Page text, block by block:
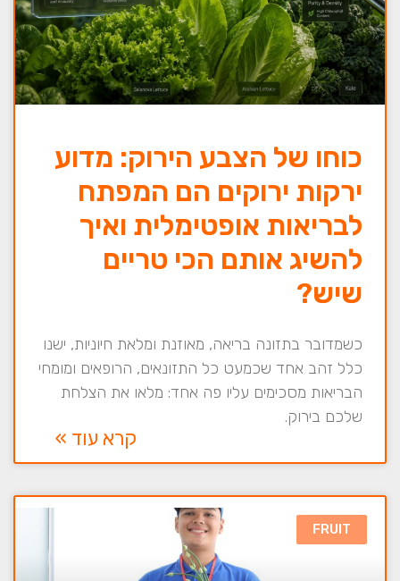
כוחו של הצבע הירוק: מדוע
ירקות ירוקים הם המפתח
לבריאות אופטימלית ואיך
להשיג אותם הכי טריים
שיש?
כשמדובר בתזונה בריאה, מאוזנת ומלאת חיוניות, ישנו
כלל זהב אחד שכמעט כל התזונאים, הרופאים ומומחי
הבריאות מסכימים עליו פה אחד: מלאו את הצלחת
שלכם בירוק.
קרא עוד »
FRUIT